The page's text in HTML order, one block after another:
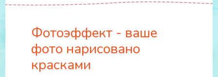
Фотоэффект - ваше
фото нарисовано
красками